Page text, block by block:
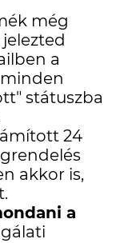
még
a
státuszba
24
akkor is,
a